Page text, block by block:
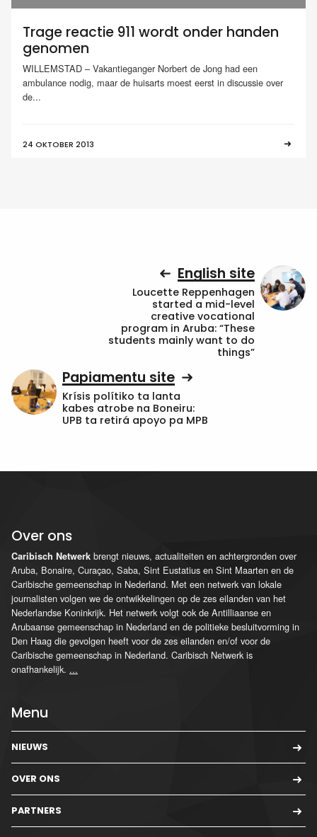
Trage reactie 911 wordt onder handen
genomen
WILLEMSTAD – Vakantieganger Norbert de Jong had een
ambulance nodig, maar de huisarts moest eerst in discussie over
de...
24 OKTOBER 2013
English site
Loucette Reppenhagen
started a mid-level
creative vocational
program in Aruba: “These
students mainly want to do
things”
Papiamentu site
Krísis polítiko ta lanta
kabes atrobe na Boneiru:
UPB ta retirá apoyo pa MPB
Over ons
Caribisch Netwerk brengt nieuws, actualiteiten en achtergronden over
Aruba, Bonaire, Curaçao, Saba, Sint Eustatius en Sint Maarten en de
Caribische gemeenschap in Nederland. Met een netwerk van lokale
journalisten volgen we de ontwikkelingen op de zes eilanden van het
Nederlandse Koninkrijk. Het netwerk volgt ook de Antilliaanse en
Arubaanse gemeenschap in Nederland en de politieke besluitvorming in
Den Haag die gevolgen heeft voor de zes eilanden en/of voor de
Caribische gemeenschap in Nederland. Caribisch Netwerk is
onafhankelijk. ...
Menu
NIEUWS
OVER ONS
PARTNERS